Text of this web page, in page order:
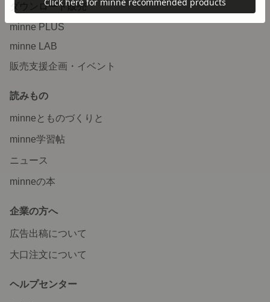
ダウンロード販売
minne PLUS
minne LAB
販売支援企画・イベント
読みもの
minneとものづくりと
minne学習帖
ニュース
minneの本
企業の方へ
広告出稿について
大口注文について
ヘルプセンター